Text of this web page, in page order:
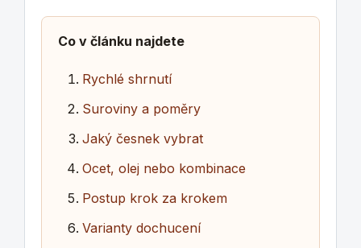
Co v článku najdete
Rychlé shrnutí
Suroviny a poměry
Jaký česnek vybrat
Ocet, olej nebo kombinace
Postup krok za krokem
Varianty dochucení